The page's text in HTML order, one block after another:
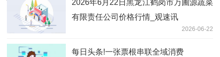
2026年6月22日黑龙江鹤岗市万圃源蔬菜
有限责任公司价格行情_观速讯
2026-06-22
每日头条!一张票根串联全域消费